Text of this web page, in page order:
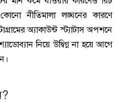
নীতিমালা লঙ্ঘনের কারণে
অ্যাকাউন্ট স্ট্যাটাস অপশনে
নিয়ে উদ্বিগ্ন না হয়ে আগে